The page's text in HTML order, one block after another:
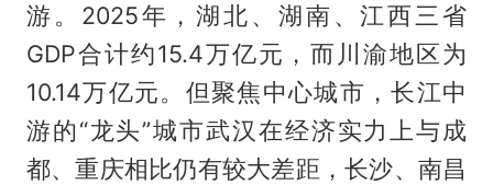
游。2025年，湖北、湖南、江西三省
GDP合计约15.4万亿元，而川渝地区为
10.14万亿元。但聚焦中心城市，长江中
游的“龙头”城市武汉在经济实力上与成
都、重庆相比仍有较大差距，长沙、南昌